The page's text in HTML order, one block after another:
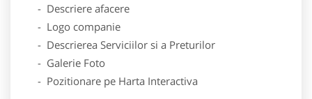
- Descriere afacere
- Logo companie
- Descrierea Serviciilor si a Preturilor
- Galerie Foto
- Pozitionare pe Harta Interactiva